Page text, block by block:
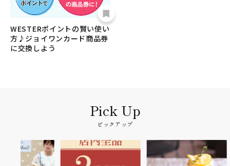
WESTERポイントの賢い使い
方♪ジョイワンカード商品券
に交換しよう
ピックアップ